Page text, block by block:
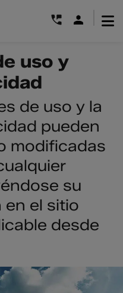
uso y
de uso y la
pueden
modificadas
su
en el sitio
desde